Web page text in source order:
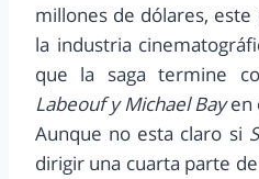
millones de dólares,
la industria
que la saga termine
Labeouf y Michael Bayen
Aunque no esta claro si
dirigir una cuarta parte